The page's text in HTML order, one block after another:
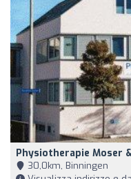
Physiotherapie Moser
30,0km, Binningen